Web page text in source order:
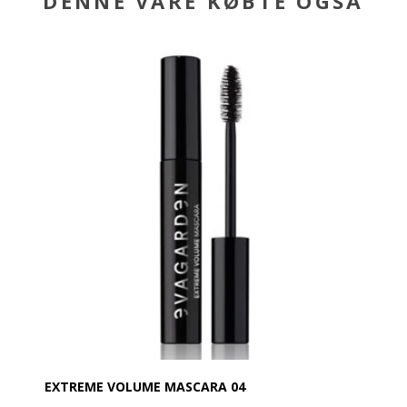
EXTREME VOLUME MASCARA 04